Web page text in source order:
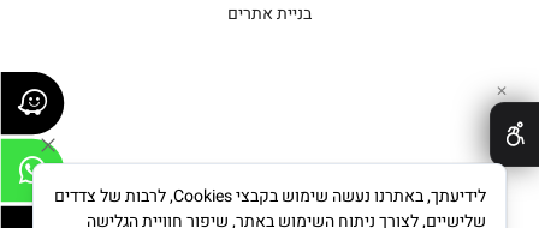
בניית אתרים
✕
לידיעתך, באתרנו נעשה שימוש בקבצי Cookies, לרבות של צדדים
שלישיים, לצורך ניתוח השימוש באתר, שיפור חוויית הגלישה